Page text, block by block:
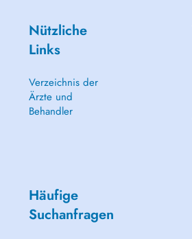
Nützliche
Links
Verzeichnis der
Ärzte und
Behandler
Häufige
Suchanfragen